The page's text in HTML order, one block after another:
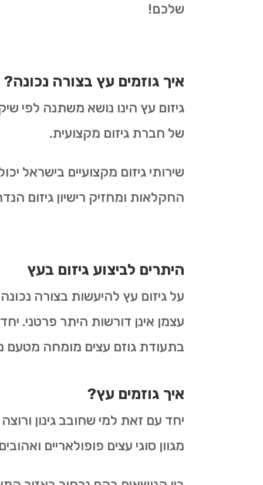
שלכם!
איך גוזמים עץ בצורה נכונה?
גיזום עץ הינו נושא משתנה לפי
של חברת גיזום מקצועית.
שירותי גיזום מקצועיים בישראל
החקלאות ומחזיק רישיון גיזום
היתרים לביצוע גיזום בעץ
על גיזום עץ להיעשות בצורה
עצמן אינן דורשות היתר פרטני.
בתעודת גוזם עצים מומחה
איך גוזמים עץ?
יחד עם זאת למי שחובב גינון
מגוון סוגי עצים פופולאריים